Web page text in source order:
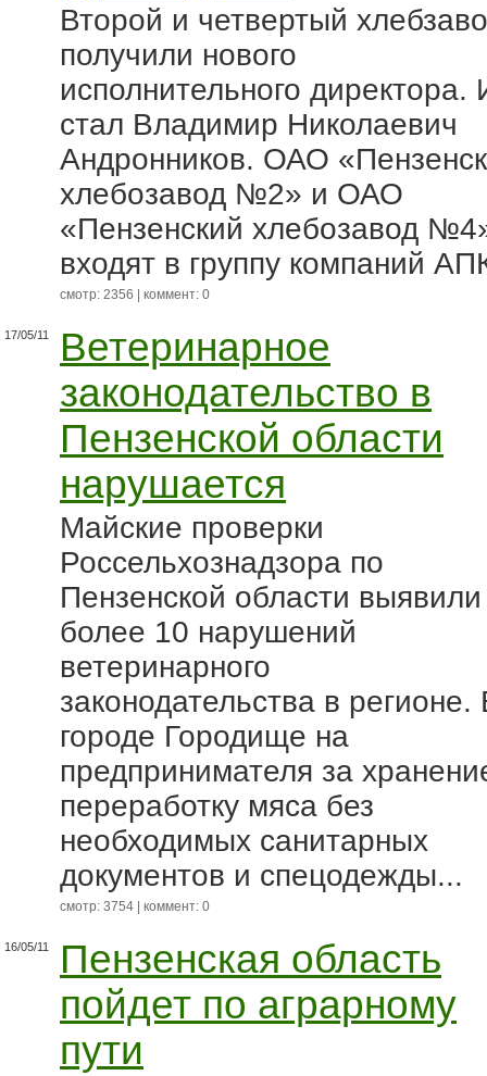
Второй и четвертый
получили нового
исполнительного директора.
стал Владимир Николаевич
Андронников. ОАО
хлебозавод №2» и ОАО
«Пензенский хлебозавод
входят в группу компаний
смотр: 2356 | коммент: 0
17/05/11
Ветеринарное
законодательство в
Пензенской области
нарушается
Майские проверки
Россельхознадзора по
Пензенской области выявили
более 10 нарушений
ветеринарного
законодательства в регионе.
городе Городище на
предпринимателя за
переработку мяса без
необходимых санитарных
документов и спецодежды...
смотр: 3754 | коммент: 0
16/05/11
Пензенская область
пойдет по аграрному
пути